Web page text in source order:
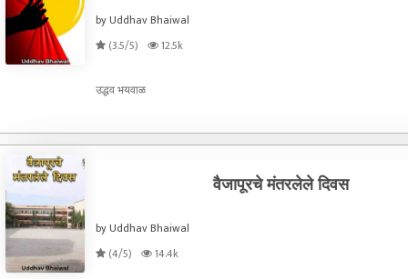
by Uddhav Bhaiwal
(3.5/5)
12.5k
उद्धव भयवाळ
वैजापूरचे मंतरलेले दिवस
by Uddhav Bhaiwal
(4/5)
14.4k